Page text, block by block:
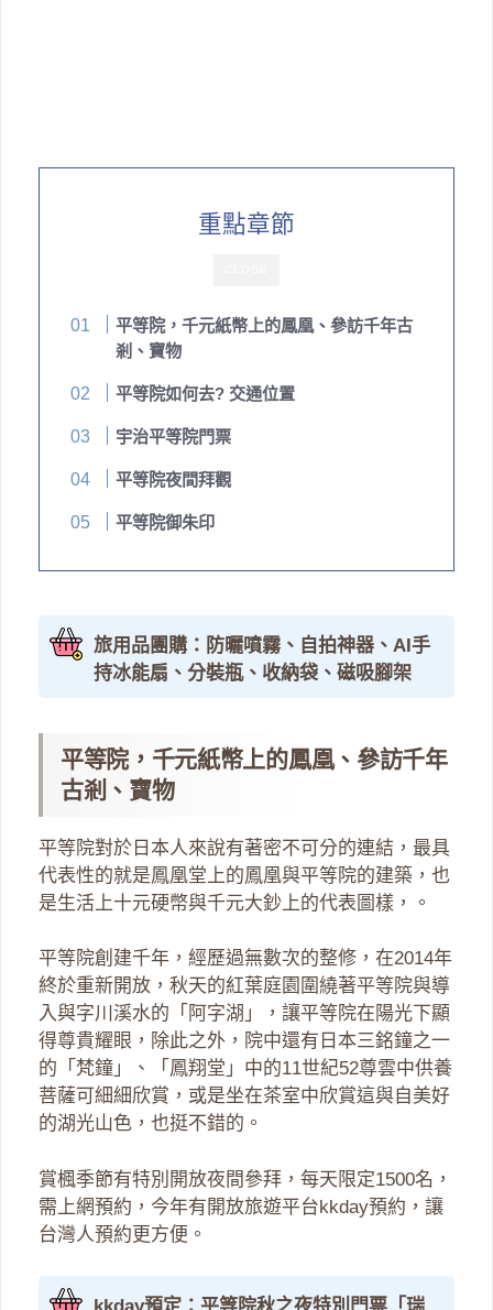
重點章節
平等院，千元紙幣上的鳳凰、參訪千年古
剎、寶物
平等院如何去? 交通位置
宇治平等院門票
平等院夜間拜觀
平等院御朱印
旅用品團購：防曬噴霧、自拍神器、AI手
持冰能扇、分裝瓶、收納袋、磁吸腳架
平等院，千元紙幣上的鳳凰、參訪千年
古剎、寶物
平等院對於日本人來說有著密不可分的連結，最具
代表性的就是鳳凰堂上的鳳凰與平等院的建築，也
是生活上十元硬幣與千元大鈔上的代表圖樣，。
平等院創建千年，經歷過無數次的整修，在2014年
終於重新開放，秋天的紅葉庭園圍繞著平等院與導
入與字川溪水的「阿字湖」，讓平等院在陽光下顯
得尊貴耀眼，除此之外，院中還有日本三銘鐘之一
的「梵鐘」、「鳳翔堂」中的11世紀52尊雲中供養
菩薩可細細欣賞，或是坐在茶室中欣賞這與自美好
的湖光山色，也挺不錯的。
賞楓季節有特別開放夜間參拜，每天限定1500名，
需上網預約，今年有開放旅遊平台kkday預約，讓
台灣人預約更方便。